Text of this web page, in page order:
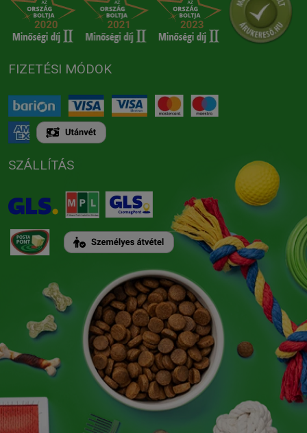
FIZETÉSI MÓDOK
SZÁLLÍTÁS